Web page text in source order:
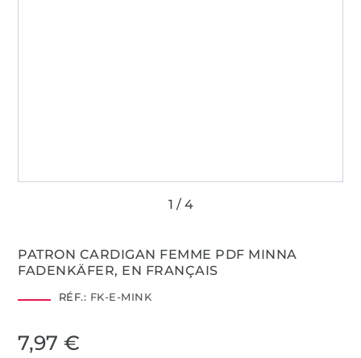
PATRON CARDIGAN FEMME PDF MINNA
FADENKÄFER, EN FRANÇAIS
RÉF.: FK-E-MINK
7,97 €